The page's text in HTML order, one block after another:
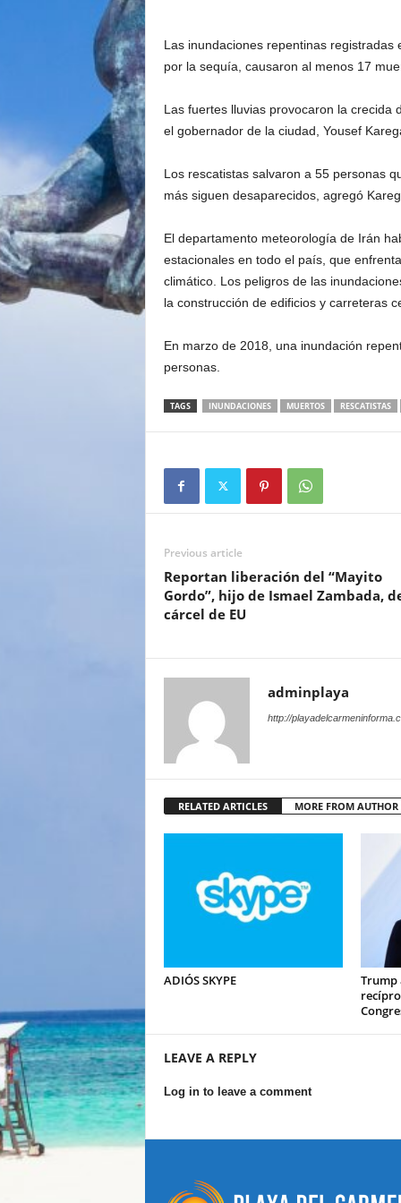
Las inundaciones repentinas
por la sequía, causaron al menos 17
Las fuertes lluvias provocaron la crecida
el gobernador de la ciudad, Yousef
Los rescatistas salvaron a 55 personas
más siguen desaparecidos, agregó
El departamento meteorología de Irán
estacionales en todo el país, que
climático. Los peligros de las
la construcción de edificios y carreteras
En marzo de 2018, una inundación
personas.
TAGS INUNDACIONES MUERTOS RESCATISTAS
Previous article
Reportan liberación del “Mayito
Gordo”, hijo de Ismael Zambada,
cárcel de EU
adminplaya
http://
RELATED ARTICLES MORE FROM AUTHOR
ADIÓS SKYPE
Trump
LEAVE A REPLY
Log in to leave a comment